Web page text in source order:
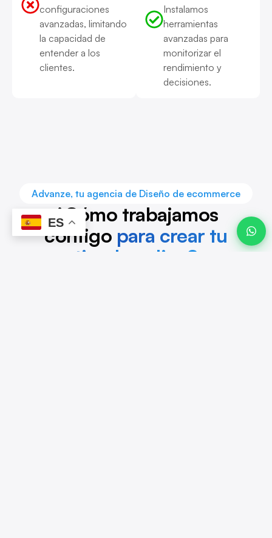
configuraciones
avanzadas, limitando
la capacidad de
entender a los
clientes.
Instalamos
herramientas
avanzadas para
monitorizar el
rendimiento y
decisiones.
Advanze, tu agencia de Diseño de ecommerce
¿Cómo trabajamos
contigo para crear tu
tienda online?
Javier ·Advanze
en línea
ES